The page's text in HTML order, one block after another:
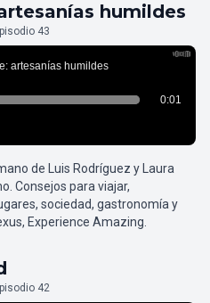
humildes
43
de Luis Rodríguez y Laura
Consejos para viajar,
sociedad, gastronomía y
Experience Amazing.
42